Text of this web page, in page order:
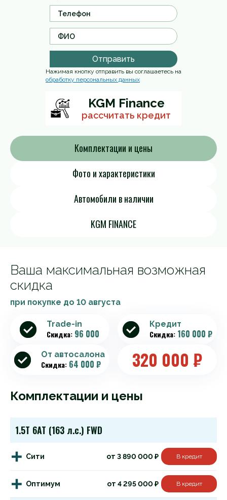
Отправить
Нажимая кнопку отправить вы соглашаетесь на
обработку персональных данных
KGM Finance
рассчитать кредит
Комплектации и цены
Фото и характеристики
Автомобили в наличии
KGM FINANCE
Ваша максимальная возможная
скидка
при покупке до 10 августа
Trade-in
Скидка: 96 000
Кредит
Скидка: 160 000 ₽
От автосалона
Скидка: 64 000 ₽ 320 000₽
Комплектации и цены
1.5T 6AT (163 л.с.) FWD
Cити от 3 890 000 ₽ В кредит
Оптимум от 4 295 000 ₽ В кредит